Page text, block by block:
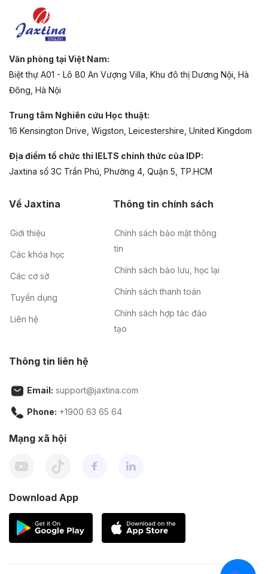
Văn phòng tại Việt Nam:
Biệt thự A01 - Lô 80 An Vượng Villa, Khu đô thị Dương Nội, Hà
Đông, Hà Nội
Trung tâm Nghiên cứu Học thuật:
16 Kensington Drive, Wigston, Leicestershire, United Kingdom
Địa điểm tổ chức thi IELTS chính thức của IDP:
Jaxtina số 3C Trần Phú, Phường 4, Quận 5, TP.HCM
Về Jaxtina
Giới thiệu
Các khóa học
Các cơ sở
Tuyển dụng
Liên hệ
Thông tin chính sách
Chính sách bảo mật thông
tin
Chính sách bảo lưu, học lại
Chính sách thanh toán
Chính sách hợp tác đào
tạo
Thông tin liên hệ
Email: support@jaxtina.com
Phone: +1900 63 65 64
Mạng xã hội
Download App